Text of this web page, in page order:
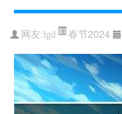
网友: lgd 春节2024